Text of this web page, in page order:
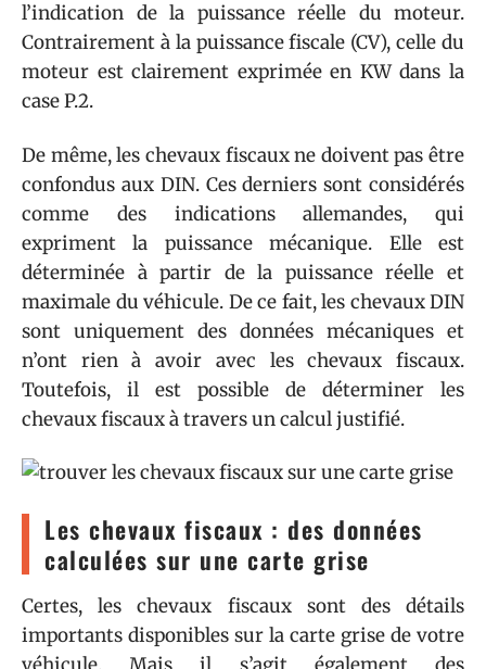
l’indication de la puissance réelle du moteur.
Contrairement à la puissance fiscale (CV), celle du
moteur est clairement exprimée en KW dans la
case P.2.
De même, les chevaux fiscaux ne doivent pas être
confondus aux DIN. Ces derniers sont considérés
comme des indications allemandes, qui
expriment la puissance mécanique. Elle est
déterminée à partir de la puissance réelle et
maximale du véhicule. De ce fait, les chevaux DIN
sont uniquement des données mécaniques et
n’ont rien à avoir avec les chevaux fiscaux.
Toutefois, il est possible de déterminer les
chevaux fiscaux à travers un calcul justifié.
Les chevaux fiscaux : des données
calculées sur une carte grise
Certes, les chevaux fiscaux sont des détails
importants disponibles sur la carte grise de votre